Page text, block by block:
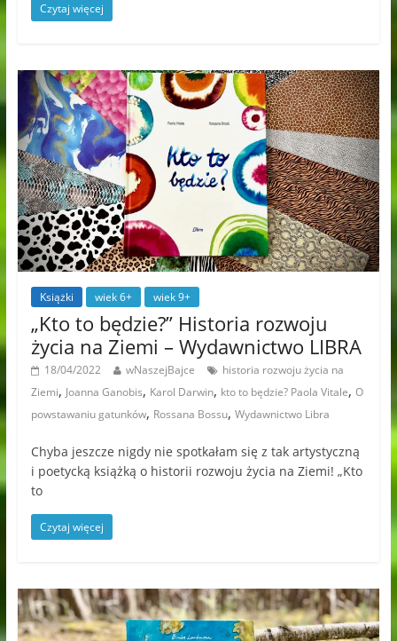
Czytaj więcej
Książki wiek 6+ wiek 9+
„Kto to będzie?” Historia rozwoju
życia na Ziemi – Wydawnictwo LIBRA
18/04/2022 wNaszejBajce
historia rozwoju życia na
Ziemi, Joanna Ganobis, Karol Darwin, kto to będzie? Paola Vitale, O
powstawaniu gatunków, Rossana Bossu, Wydawnictwo Libra
Chyba jeszcze nigdy nie spotkałam się z tak artystyczną
i poetycką książką o historii rozwoju życia na Ziemi! „Kto
to
Czytaj więcej